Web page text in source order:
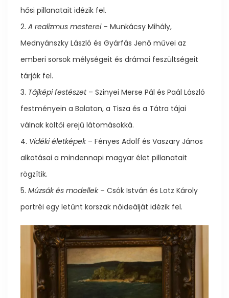
hősi pillanatait idézik fel.
2. A realizmus mesterei– Munkácsy Mihály,
Mednyánszky László és Gyárfás Jenő művei az
emberi sorsok mélységeit és drámai feszültségeit
tárják fel.
3. Tájképi festészet– Szinyei Merse Pál és Paál László
festményein a Balaton, a Tisza és a Tátra tájai
válnak költői erejű látomásokká.
4. Vidéki életképek– Fényes Adolf és Vaszary János
alkotásai a mindennapi magyar élet pillanatait
rögzítik.
5. Múzsák és modellek– Csók István és Lotz Károly
portréi egy letűnt korszak nőideálját idézik fel.